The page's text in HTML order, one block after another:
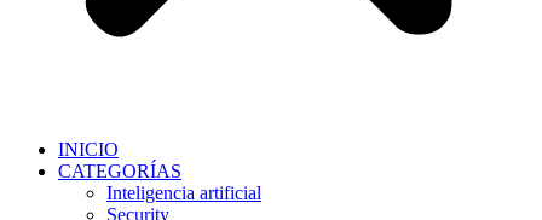
INICIO
CATEGORÍAS
Inteligencia artificial
Security